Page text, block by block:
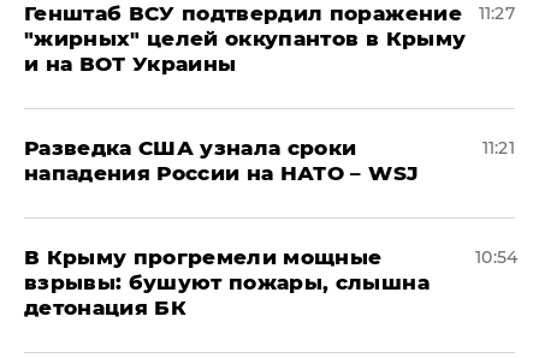
Генштаб ВСУ подтвердил поражение
"жирных" целей оккупантов в Крыму
и на ВОТ Украины
11:27
Разведка США узнала сроки
нападения России на НАТО – WSJ
11:21
В Крыму прогремели мощные
взрывы: бушуют пожары, слышна
детонация БК
10:54